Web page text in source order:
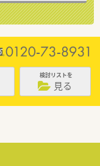
検討リストを
見る